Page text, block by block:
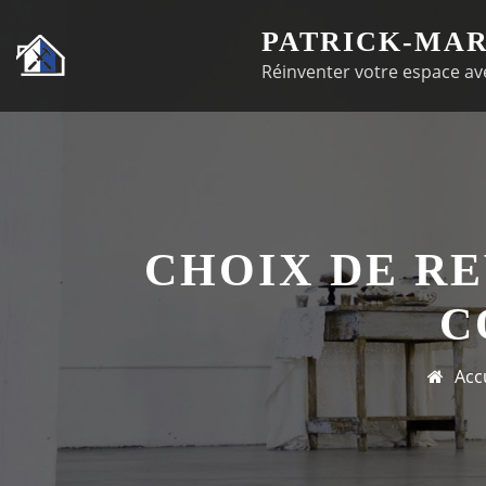
au
contenu
PATRICK-
Réinventer votre espace
CHOIX DE